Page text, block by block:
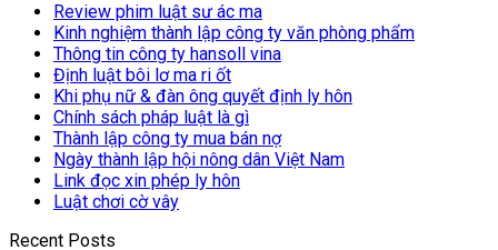
Review phim luật sư ác ma
Kinh nghiệm thành lập công ty văn phòng phẩm
Thông tin công ty hansoll vina
Định luật bôi lơ ma ri ốt
Khi phụ nữ & đàn ông quyết định ly hôn
Chính sách pháp luật là gì
Thành lập công ty mua bán nợ
Ngày thành lập hội nông dân Việt Nam
Link đọc xin phép ly hôn
Luật chơi cờ vây
Recent Posts